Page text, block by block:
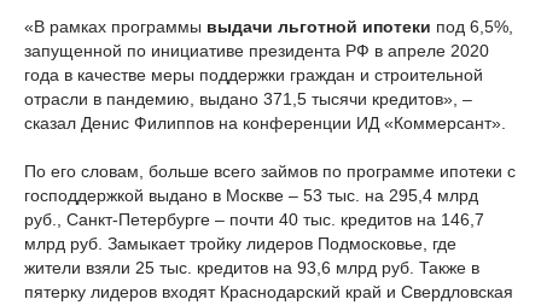
«В рамках программы выдачи льготной ипотеки под 6,5%,
запущенной по инициативе президента РФ в апреле 2020
года в качестве меры поддержки граждан и строительной
отрасли в пандемию, выдано 371,5 тысячи кредитов», –
сказал Денис Филиппов на конференции ИД «Коммерсант».
По его словам, больше всего займов по программе ипотеки с
господдержкой выдано в Москве – 53 тыс. на 295,4 млрд
руб., Санкт-Петербурге – почти 40 тыс. кредитов на 146,7
млрд руб. Замыкает тройку лидеров Подмосковье, где
жители взяли 25 тыс. кредитов на 93,6 млрд руб. Также в
пятерку лидеров входят Краснодарский край и Свердловская